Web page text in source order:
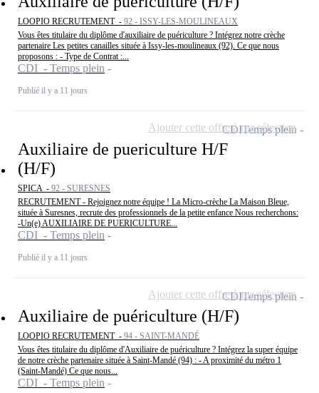
LOOPIO RECRUTEMENT - 92 - ISSY-LES-MOULINEAUX
Vous êtes titulaire du diplôme d'auxiliaire de puériculture ? Intégrez notre crèche
partenaire Les petites canailles située à Issy-les-moulineaux (92). Ce que nous
proposons : - Type de Contrat :...
CDI - Temps plein
Publié il y a 11 jours
Auxiliaire de puericulture H/F
(H/F)
SPICA - 92 - SURESNES
RECRUTEMENT - Rejoignez notre équipe ! La Micro-crèche La Maison Bleue,
située à Suresnes, recrute des professionnels de la petite enfance Nous recherchons:
-Un(e) AUXILIAIRE DE PUERICULTURE...
CDI - Temps plein
Publié il y a 11 jours
CDITemps plein
Ajouter cette offre à ma sélection
Auxiliaire de puériculture (H/F)
LOOPIO RECRUTEMENT - 94 - SAINT-MANDÉ
Vous êtes titulaire du diplôme d'Auxiliaire de puériculture ? Intégrez la super équipe
de notre crèche partenaire située à Saint-Mandé (94) : - A proximité du métro 1
(Saint-Mandé) Ce que nous...
CDI - Temps plein
CDITemps plein
Ajouter cette offre à ma sélection